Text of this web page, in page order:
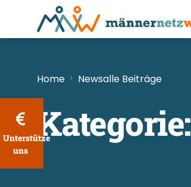
Unterstütze
uns
Home Newsalle Beiträge
Kategorie: